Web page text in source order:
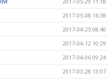
2017-05-08 16:38
2017-04-25 08:40
2017-04-12 10:29
2017-04-06 09:24
2017-03-28 13:07